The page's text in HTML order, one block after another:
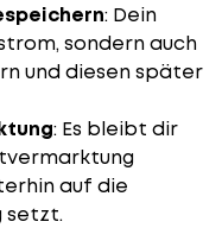
: Dein
sondern auch
und diesen später
: Es bleibt dir
auf die
setzt.